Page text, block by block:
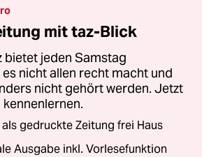
mit taz-Blick
bietet jeden Samstag
nicht allen recht macht und
nicht gehört werden. Jetzt
gedruckte Zeitung frei Haus
Ausgabe inkl. Vorlesefunktion